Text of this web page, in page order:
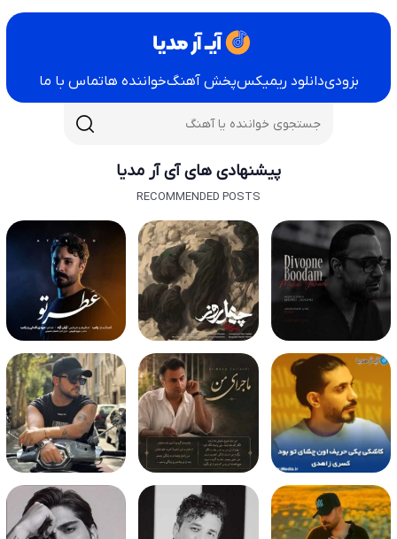
بزودیدانلود ریمیکسپخش آهنگخواننده هاتماس با ما
پیشنهادی های آی آر مدیا
RECOMMENDED POSTS